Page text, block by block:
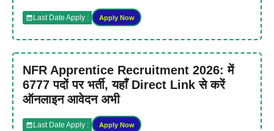
Last Date Apply : Apply Now
NFR Apprentice Recruitment 2026: में
6777 पदों पर भर्ती, यहाँ Direct Link से करें
ऑनलाइन आवेदन अभी
Last Date Apply : Apply Now